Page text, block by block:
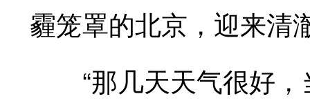
霾笼罩的北京，迎来清
“那几天天气很好，